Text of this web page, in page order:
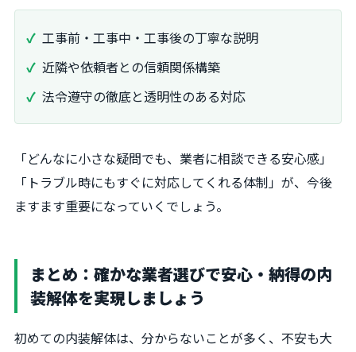
工事前・工事中・工事後の丁寧な説明
近隣や依頼者との信頼関係構築
法令遵守の徹底と透明性のある対応
「どんなに小さな疑問でも、業者に相談できる安心感」
「トラブル時にもすぐに対応してくれる体制」が、今後
ますます重要になっていくでしょう。
まとめ：確かな業者選びで安心・納得の内
装解体を実現しましょう
初めての内装解体は、分からないことが多く、不安も大